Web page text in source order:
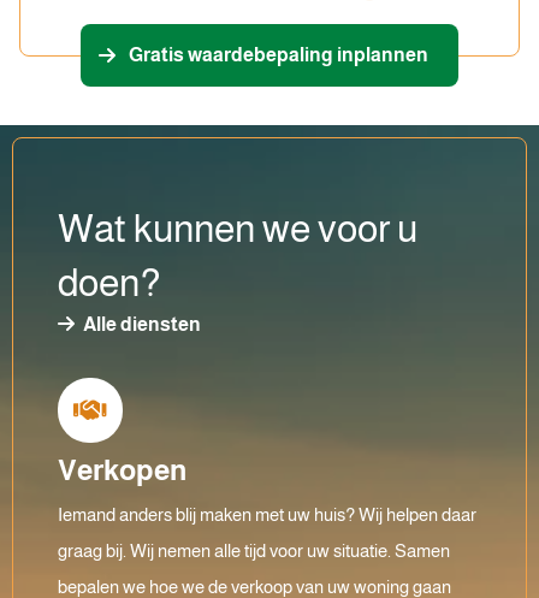
Gratis waardebepaling inplannen
Wat kunnen we voor u
doen?
Alle diensten
Verkopen
Iemand anders blij maken met uw huis? Wij helpen daar
graag bij. Wij nemen alle tijd voor uw situatie. Samen
bepalen we hoe we de verkoop van uw woning gaan